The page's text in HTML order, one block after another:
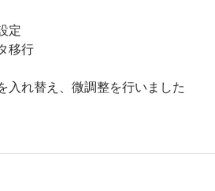
定
移行
入れ替え、微調整を行いました